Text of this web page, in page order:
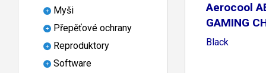
Myši
Přepěťové ochrany
Reproduktory
Software
Aerocool
GAMING
Black